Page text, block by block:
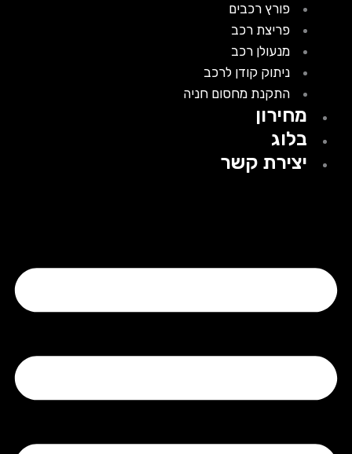
פורץ רכבים
פריצת רכב
מנעולן רכב
ניתוק קודן לרכב
התקנת מחסום חניה
מחירון
בלוג
יצירת קשר